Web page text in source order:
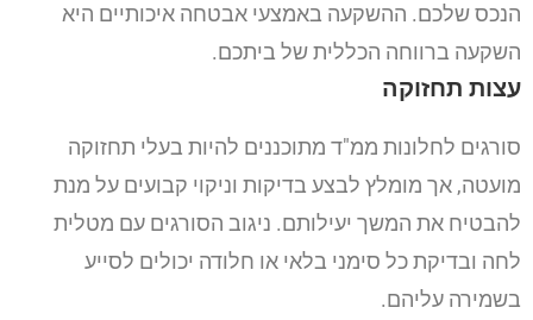
הנכס שלכם. ההשקעה באמצעי אבטחה איכותיים היא
השקעה ברווחה הכללית של ביתכם.
עצות תחזוקה
סורגים לחלונות ממ"ד מתוכננים להיות בעלי תחזוקה
מועטה, אך מומלץ לבצע בדיקות וניקוי קבועים על מנת
להבטיח את המשך יעילותם. ניגוב הסורגים עם מטלית
לחה ובדיקת כל סימני בלאי או חלודה יכולים לסייע
בשמירה עליהם.